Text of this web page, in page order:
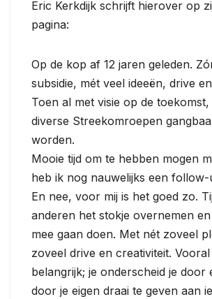
Eric Kerkdijk schrijft hierover op
pagina:
Op de kop af 12 jaren geleden.
subsidie, mét veel ideeën, drive
Toen al met visie op de
diverse Streekomroepen
worden.
Mooie tijd om te hebben mogen
heb ik nog nauwelijks een follow-
En nee, voor mij is het goed zo.
anderen het stokje overnemen
mee gaan doen. Met nét zoveel
zoveel drive en creativiteit. Vooral
belangrijk; je onderscheid je door
door je eigen draai te geven aan